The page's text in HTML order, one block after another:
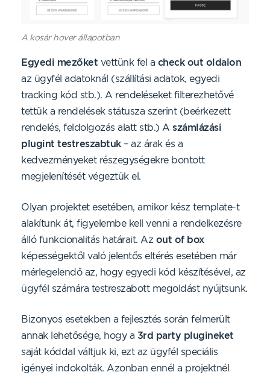
A kosár hover állapotban
Egyedi mezőket vettünk fel a check out oldalon
az ügyfél adatoknál (szállítási adatok, egyedi
tracking kód stb.). A rendeléseket filterezhetővé
tettük a rendelések státusza szerint (beérkezett
rendelés, feldolgozás alatt stb.) A számlázási
plugint testreszabtuk– az árak és a
kedvezményeket részegységekre bontott
megjelenítését végeztük el.
Olyan projektet esetében, amikor kész template-t
alakítunk át, figyelembe kell venni a rendelkezésre
álló funkcionalitás határait. Az out of box
képességektől való jelentős eltérés esetében már
mérlegelendő az, hogy egyedi kód készítésével, az
ügyfél számára testreszabott megoldást nyújtsunk.
Bizonyos esetekben a fejlesztés során felmerült
annak lehetősége, hogy a 3rd party plugineket
saját kóddal váltjuk ki, ezt az ügyfél speciális
igényei indokolták. Azonban ennél a projektnél